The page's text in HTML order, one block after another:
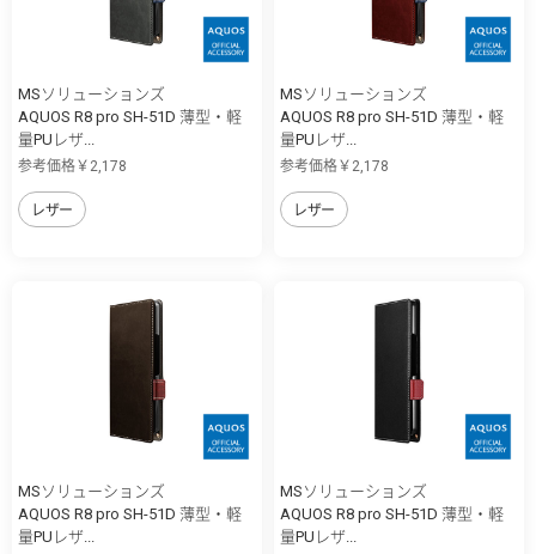
MSソリューションズ
AQUOS R8 pro SH-51D 薄型・軽
量PUレザ...
参考価格￥2,178
レザー
MSソリューションズ
AQUOS R8 pro SH-51D 薄型・軽
量PUレザ...
参考価格￥2,178
レザー
MSソリューションズ
AQUOS R8 pro SH-51D 薄型・軽
量PUレザ...
MSソリューションズ
AQUOS R8 pro SH-51D 薄型・軽
量PUレザ...